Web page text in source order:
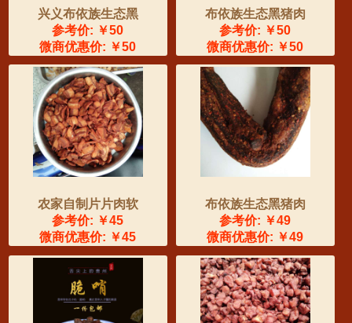
兴义布依族生态黑
参考价: ￥50
微商优惠价: ￥50
布依族生态黑猪肉
参考价: ￥50
微商优惠价: ￥50
农家自制片片肉软
参考价: ￥45
微商优惠价: ￥45
布依族生态黑猪肉
参考价: ￥49
微商优惠价: ￥49